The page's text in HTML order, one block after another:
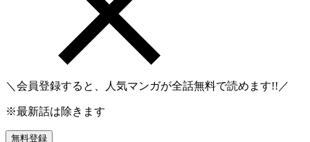
＼会員登録すると、人気マンガが全話無料で読めます!!／
※最新話は除きます
無料登録